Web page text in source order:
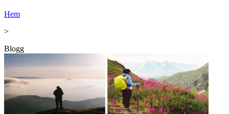
Hem
>
Blogg